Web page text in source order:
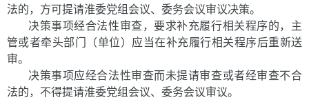
法的，方可提请淮委党组会议、委务会议审议决策。
决策事项经合法性审查，要求补充履行相关程序的，主
管或者牵头部门（单位）应当在补充履行相关程序后重新送
审。
决策事项应经合法性审查而未提请审查或者经审查不合
法的，不得提请淮委党组会议、委务会议审议。